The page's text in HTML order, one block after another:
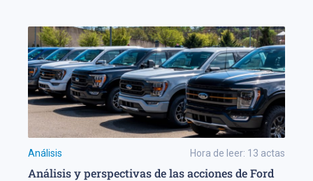
Análisis Hora de leer: 13 actas
Análisis y perspectivas de las acciones de Ford